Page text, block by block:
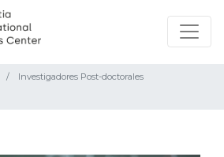
Investigadores Post-doctorales